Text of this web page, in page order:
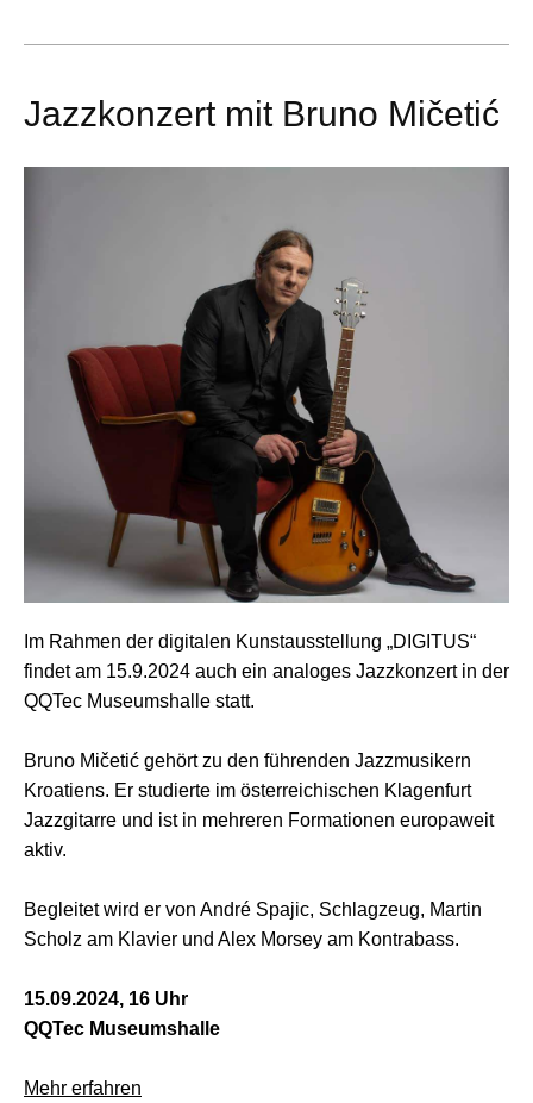
Jazzkonzert mit Bruno Mičetić
Im Rahmen der digitalen Kunstausstellung „DIGITUS“
findet am 15.9.2024 auch ein analoges Jazzkonzert in der
QQTec Museumshalle statt.
Bruno Mičetić gehört zu den führenden Jazzmusikern
Kroatiens. Er studierte im österreichischen Klagenfurt
Jazzgitarre und ist in mehreren Formationen europaweit
aktiv.
Begleitet wird er von André Spajic, Schlagzeug, Martin
Scholz am Klavier und Alex Morsey am Kontrabass.
15.09.2024, 16 Uhr
QQTec Museumshalle
Mehr erfahren